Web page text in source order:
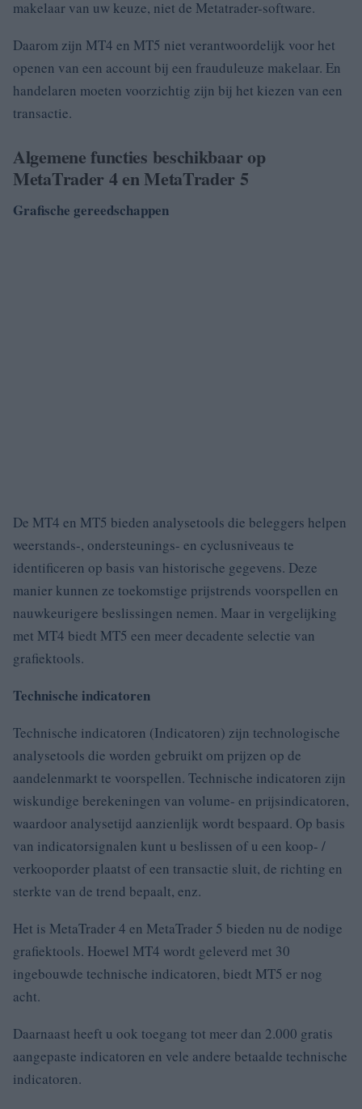
makelaar van uw keuze, niet de Metatrader-software.
Daarom zijn MT4 en MT5 niet verantwoordelijk voor het
openen van een account bij een frauduleuze makelaar. En
handelaren moeten voorzichtig zijn bij het kiezen van een
transactie.
Algemene functies beschikbaar op
MetaTrader 4 en MetaTrader 5
Grafische gereedschappen
De MT4 en MT5 bieden analysetools die beleggers helpen
weerstands-, ondersteunings- en cyclusniveaus te
identificeren op basis van historische gegevens. Deze
manier kunnen ze toekomstige prijstrends voorspellen en
nauwkeurigere beslissingen nemen. Maar in vergelijking
met MT4 biedt MT5 een meer decadente selectie van
grafiektools.
Technische indicatoren
Technische indicatoren (Indicatoren) zijn technologische
analysetools die worden gebruikt om prijzen op de
aandelenmarkt te voorspellen. Technische indicatoren zijn
wiskundige berekeningen van volume- en prijsindicatoren,
waardoor analysetijd aanzienlijk wordt bespaard. Op basis
van indicatorsignalen kunt u beslissen of u een koop- /
verkooporder plaatst of een transactie sluit, de richting en
sterkte van de trend bepaalt, enz.
Het is MetaTrader 4 en MetaTrader 5 bieden nu de nodige
grafiektools. Hoewel MT4 wordt geleverd met 30
ingebouwde technische indicatoren, biedt MT5 er nog
acht.
Daarnaast heeft u ook toegang tot meer dan 2.000 gratis
aangepaste indicatoren en vele andere betaalde technische
indicatoren.